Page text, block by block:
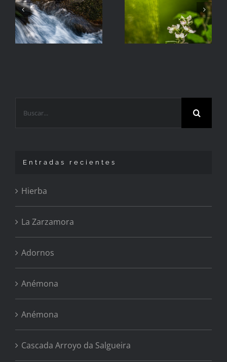
Hierba
Zarzamora
Entradas recientes
Hierba
La Zarzamora
Adornos
Anémona
Anémona
Cascada Arroyo da Salgueira